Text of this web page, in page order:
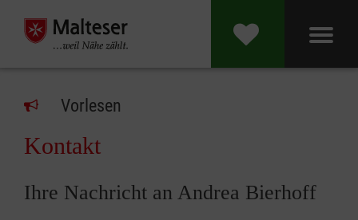
Vorlesen
Kontakt
Ihre Nachricht an Andrea Bierhoff